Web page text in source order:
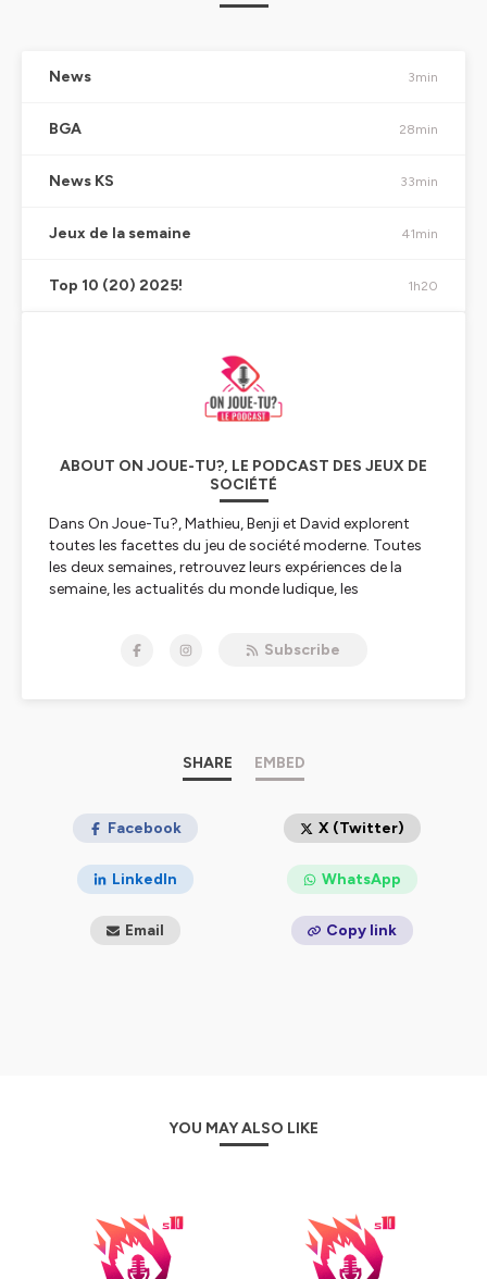
News 3min
BGA 28min
News KS 33min
Jeux de la semaine 41min
Top 10 (20) 2025! 1h20
ABOUT ON JOUE-TU?, LE PODCAST DES JEUX DE
SOCIÉTÉ
Dans On Joue-Tu?, Mathieu, Benji et David explorent
toutes les facettes du jeu de société moderne. Toutes
les deux semaines, retrouvez leurs expériences de la
semaine, les actualités du monde ludique, les
invité·e de renom. L’épisode se termine souvent par un
Patreon.
moyenne de5/5 sur Spotify et une
chaîne YouTube
le paysage ludique francophone.
Subscribe
SHARE EMBED
Facebook X (Twitter)
LinkedIn WhatsApp
Email Copy link
YOU MAY ALSO LIKE